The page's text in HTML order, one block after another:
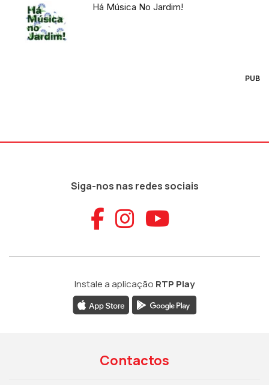
Há Música No Jardim!
PUB
Siga-nos nas redes sociais
Aceder ao
Aceder ao
Aceder
Instale a aplicação RTP Play
Contactos